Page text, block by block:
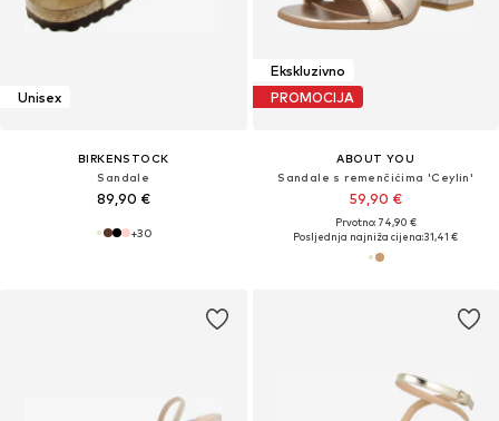
Unisex
BIRKENSTOCK
Sandale
89,90 €
+30
Ekskluzivno
PROMOCIJA
ABOUT YOU
Sandale s remenčićima 'Ceylin'
59,90 €
Prvotno: 74,90 €
Posljednja najniža cijena:31,41 €